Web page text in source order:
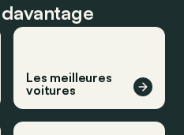
Les meilleures
voitures